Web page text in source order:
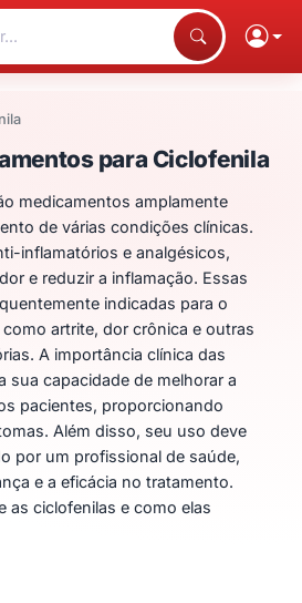
para
para Ciclofenila
medicamentos amplamente
de várias condições clínicas.
inflamatórios e analgésicos,
e reduzir a inflamação. Essas
indicadas para o
artrite, dor crônica e outras
A importância clínica das
sua capacidade de melhorar a
pacientes, proporcionando
Além disso, seu uso deve
por um profissional de saúde,
e a eficácia no tratamento.
as ciclofenilas e como elas